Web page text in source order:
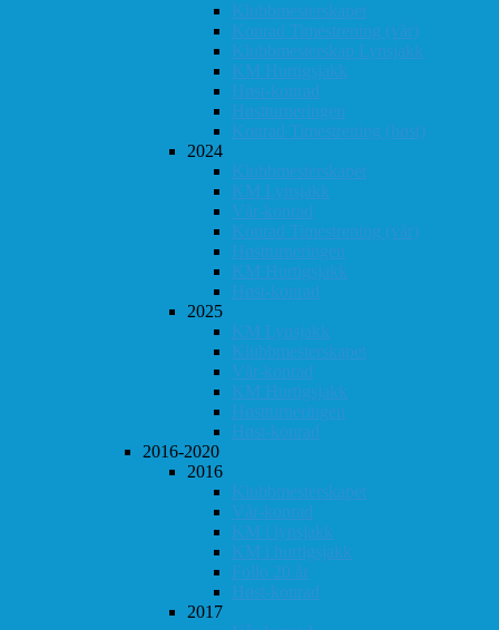
Klubbmesterskapet
Konrad Timestrening (vår)
Klubbmesterskap Lynsjakk
KM Hurtigsjakk
Høst-konrad
Høstturneringen
Konrad Timestrening (høst)
2024
Klubbmesterskapet
KM Lynsjakk
Vår-konrad
Konrad Timestrening (vår)
Høstturneringen
KM Hurtigsjakk
Høst-konrad
2025
KM Lynsjakk
Klubbmesterskapet
Vår-konrad
KM Hurtigsjakk
Høstturneringen
Høst-konrad
2016-2020
2016
Klubbmesterskapet
Vår-konrad
KM i lynsjakk
KM i hurtigsjakk
Follo 20 år
Høst-konrad
2017